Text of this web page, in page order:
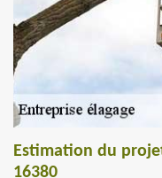
Estimation du
16380